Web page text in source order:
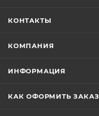
КОНТАКТЫ
КОМПАНИЯ
ИНФОРМАЦИЯ
КАК ОФОРМИТЬ ЗАКАЗ